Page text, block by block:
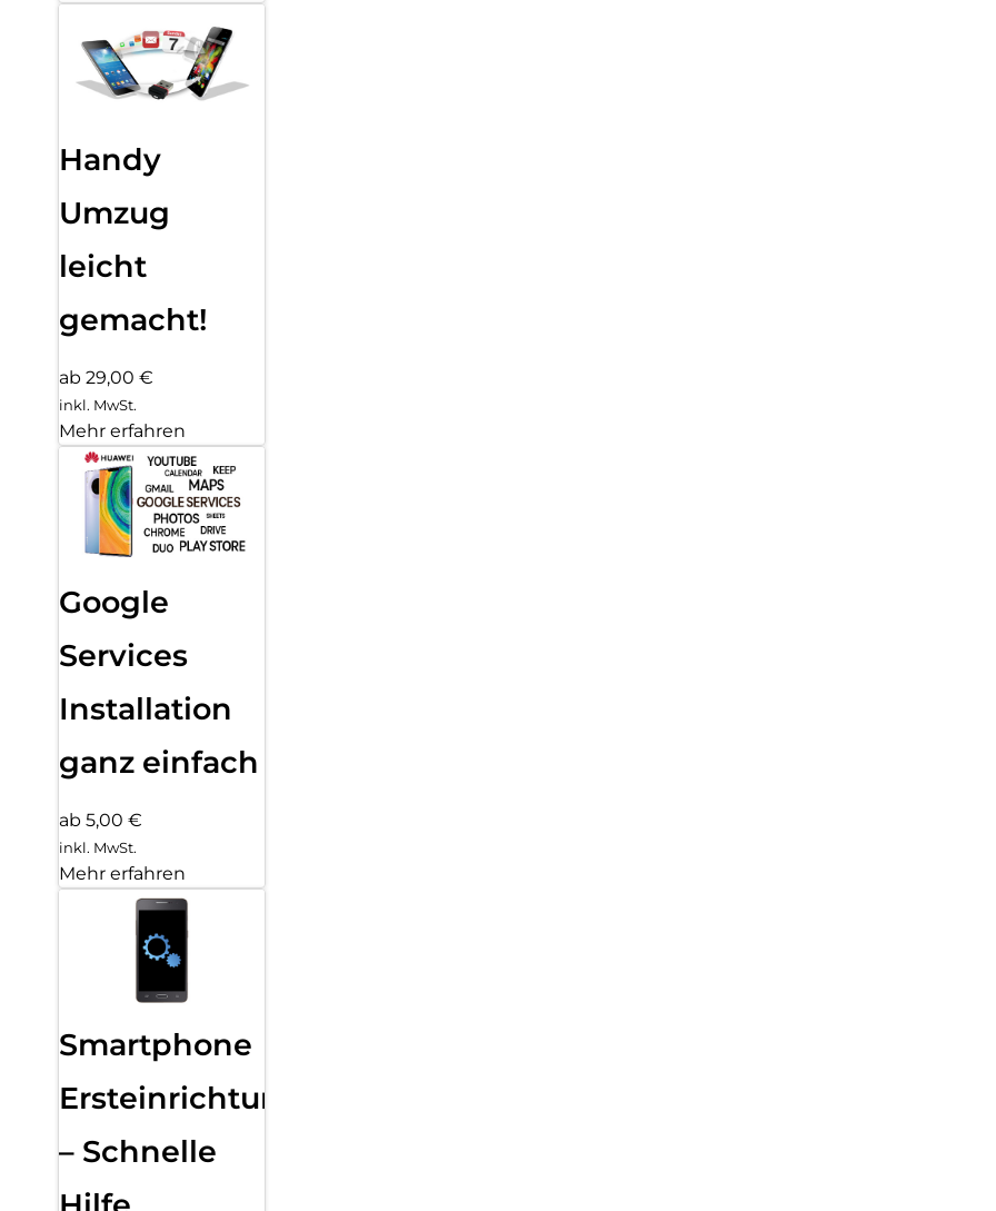
Handy
Umzug
leicht
gemacht!
ab 29,00 €
inkl. MwSt.
Mehr erfahren
Google
Services
Installation
ganz einfach
ab 5,00 €
inkl. MwSt.
Mehr erfahren
Smartphone
Ersteinrichtung
– Schnelle